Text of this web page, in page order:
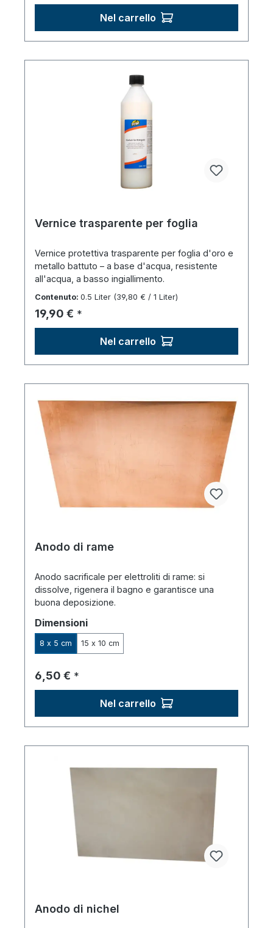
Nel carrello
Vernice trasparente per foglia
Vernice protettiva trasparente per foglia d'oro e
metallo battuto – a base d'acqua, resistente
all'acqua, a basso ingiallimento.
Contenuto: 0.5 Liter (39,80 € / 1 Liter)
Prezzo normale:
19,90 € *
Nel carrello
Anodo di rame
Anodo sacrificale per elettroliti di rame: si
dissolve, rigenera il bagno e garantisce una
buona deposizione.
Seleziona
Dimensioni
8 x 5 cm 15 x 10 cm
Prezzo normale:
6,50 € *
Nel carrello
Anodo di nichel